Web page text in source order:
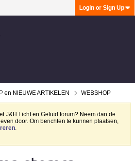
Login or Sign Up
en NIEUWE ARTIKELEN WEBSHOP
J&H Licht en Geluid forum? Neem dan de
even door. Om berichten te kunnen plaatsen,
.